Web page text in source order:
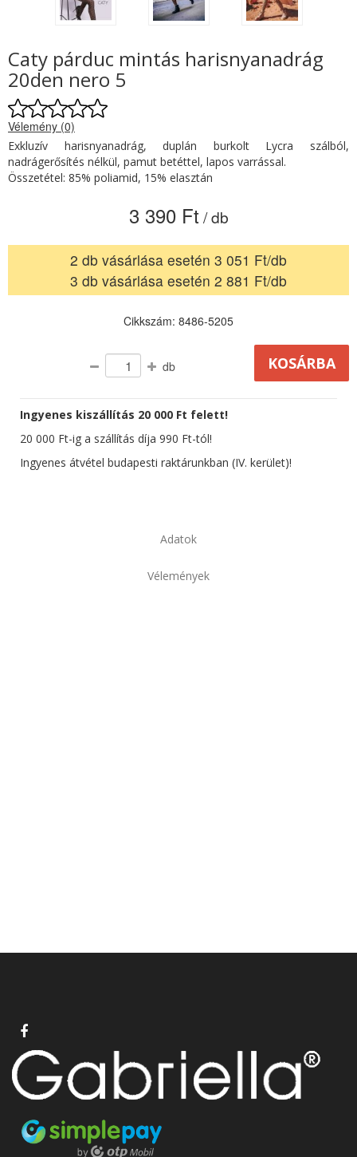
Caty párduc mintás harisnyanadrág
20den nero 5
Vélemény (0)
Exkluzív harisnyanadrág, duplán burkolt Lycra szálból,
nadrágerősítés nélkül, pamut betéttel, lapos varrással.
Összetétel: 85% poliamid, 15% elasztán
3 390 Ft / db
2 db vásárlása esetén 3 051 Ft/db
3 db vásárlása esetén 2 881 Ft/db
Cikkszám: 8486-5205
db
Ingyenes kiszállítás 20 000 Ft felett!
20 000 Ft-ig a szállítás díja 990 Ft-tól!
Ingyenes átvétel budapesti raktárunkban (IV. kerület)!
Adatok
Vélemények